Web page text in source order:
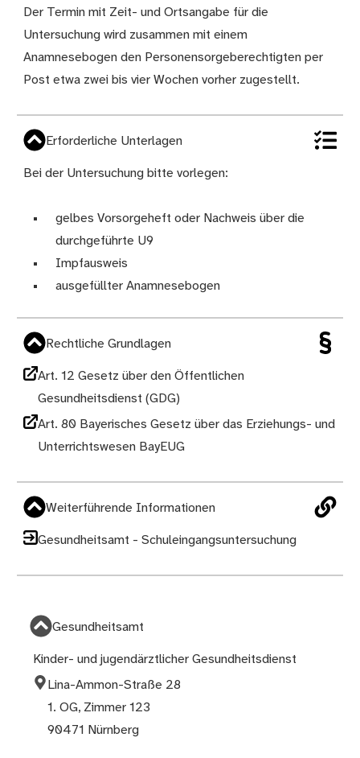
Der Termin mit Zeit- und Ortsangabe für die
Untersuchung wird zusammen mit einem
Anamnesebogen den Personensorgeberechtigten per
Post etwa zwei bis vier Wochen vorher zugestellt.
Erforderliche Unterlagen
Bei der Untersuchung bitte vorlegen:
gelbes Vorsorgeheft oder Nachweis über die
durchgeführte U9
Impfausweis
ausgefüllter Anamnesebogen
Rechtliche Grundlagen
Art. 12 Gesetz über den Öffentlichen
Gesundheitsdienst (GDG)
Art. 80 Bayerisches Gesetz über das Erziehungs- und
Unterrichtswesen BayEUG
Weiterführende Informationen
Gesundheitsamt - Schuleingangsuntersuchung
Gesundheitsamt
Kinder- und jugendärztlicher Gesundheitsdienst
Lina-Ammon-Straße 28
1. OG, Zimmer 123
90471 Nürnberg